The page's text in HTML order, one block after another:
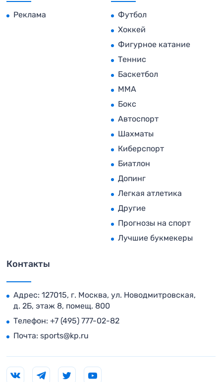
Реклама
Футбол
Хоккей
Фигурное катание
Теннис
Баскетбол
MMA
Бокс
Автоспорт
Шахматы
Киберспорт
Биатлон
Допинг
Легкая атлетика
Другие
Прогнозы на спорт
Лучшие букмекеры
Контакты
Адрес: 127015, г. Москва, ул. Новодмитровская,
д. 2Б, этаж 8, помещ. 800
Телефон: +7 (495) 777-02-82
Почта: sports@kp.ru